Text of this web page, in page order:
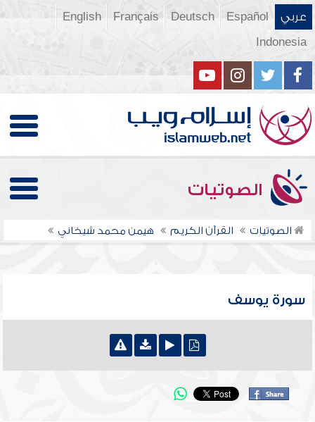
عربي Español
Deutsch
Français
English
Indonesia
الصوتيات
الصوتيات القرآن الكريم هيمن محمد شيخاني
سورة يوسف